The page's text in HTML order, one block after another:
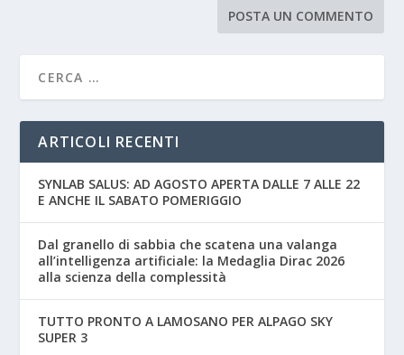
ARTICOLI RECENTI
SYNLAB SALUS: AD AGOSTO APERTA DALLE 7 ALLE 22
E ANCHE IL SABATO POMERIGGIO
Dal granello di sabbia che scatena una valanga
all’intelligenza artificiale: la Medaglia Dirac 2026
alla scienza della complessità
TUTTO PRONTO A LAMOSANO PER ALPAGO SKY
SUPER 3